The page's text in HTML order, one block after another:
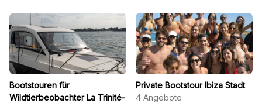
Bootstouren für
Wildtierbeobachter La Trinité-
Private Bootstour Ibiza Stadt
4 Angebote